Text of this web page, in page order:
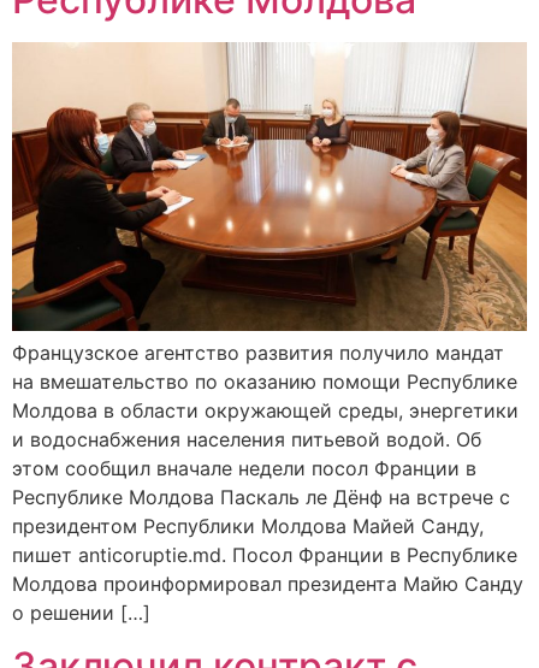
Французское агентство развития получило мандат
на вмешательство по оказанию помощи Республике
Молдова в области окружающей среды, энергетики
и водоснабжения населения питьевой водой. Об
этом сообщил вначале недели посол Франции в
Республике Молдова Паскаль ле Дёнф на встрече с
президентом Республики Молдова Майей Санду,
пишет anticoruptie.md. Посол Франции в Республике
Молдова проинформировал президента Майю Санду
о решении […]